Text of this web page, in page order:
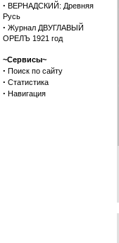
· ВЕРНАДСКИЙ: Древняя
Русь
· Журнал ДВУГЛАВЫЙ
ОРЕЛЪ 1921 год
~Сервисы~
· Поиск по сайту
· Статистика
· Навигация